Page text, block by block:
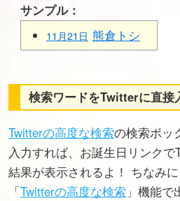
サンプル：
11月21日 熊倉トシ
検索ワードをTwitterに直接
Twitterの高度な検索の検索ボッ
入力すれば、お誕生日リンク
結果が表示されるよ！ ちなみに
「Twitterの高度な検索 」機能